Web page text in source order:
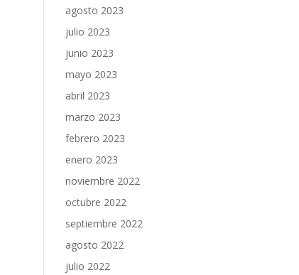
agosto 2023
julio 2023
junio 2023
mayo 2023
abril 2023
marzo 2023
febrero 2023
enero 2023
noviembre 2022
octubre 2022
septiembre 2022
agosto 2022
julio 2022